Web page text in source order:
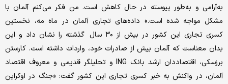
به‌آرامی و به‌طور پیوسته در حال کاهش است. من فکر می‌کنم آلمان با
مشکل مواجه شده است.» داده‌های تجاری آلمان در ماه مه، نخستین
کسری تجاری این کشور در بیش از ۳۰ سال گذشته را نشان داد و این
بدان معناست که آلمان بیش از صادرات خود، واردات داشته است. کارستن
برزسکی، اقتصاددان ارشد بانک ING و تحلیلگر قدیمی و معروف اقتصاد
آلمان، در واکنش به خبر کسری تجاری این کشور گفت: «جنگ در اوکراین